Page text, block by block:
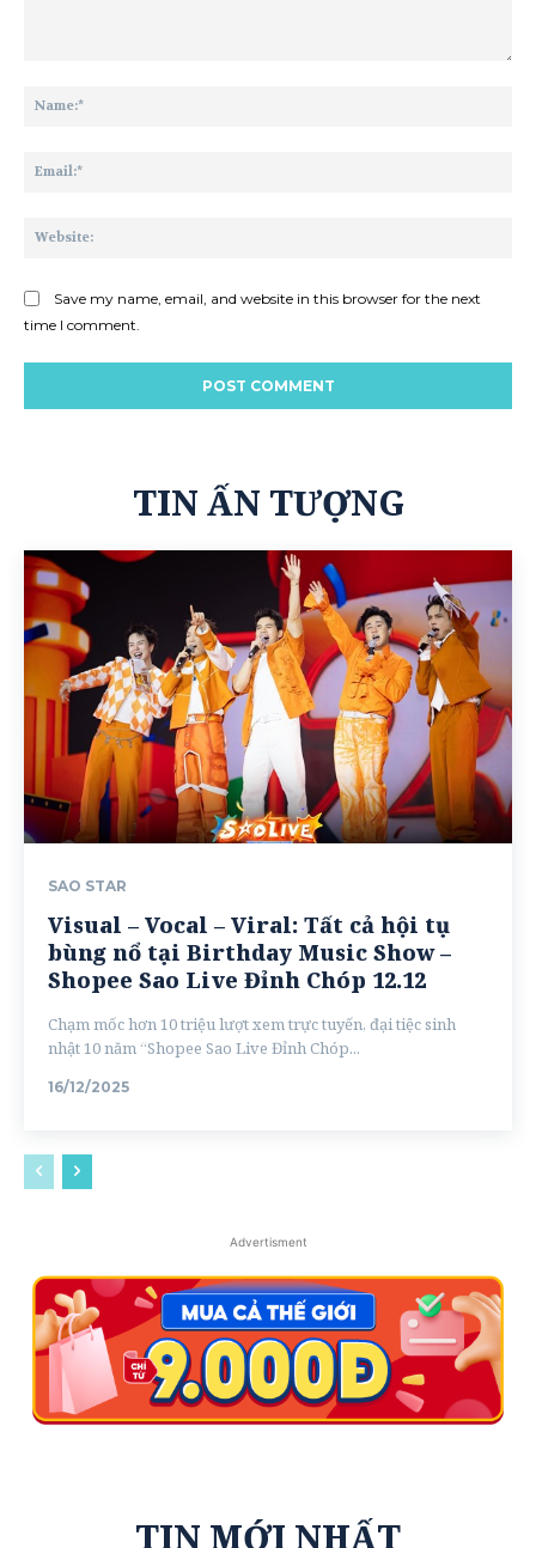
Save my name, email, and website in this browser for the next
time I comment.
TIN ẤN TƯỢNG
SAO STAR
Visual – Vocal – Viral: Tất cả hội tụ
bùng nổ tại Birthday Music Show –
Shopee Sao Live Đỉnh Chóp 12.12
Chạm mốc hơn 10 triệu lượt xem trực tuyến, đại tiệc sinh
nhật 10 năm “Shopee Sao Live Đỉnh Chóp...
16/12/2025
Advertisment
TIN MỚI NHẤT